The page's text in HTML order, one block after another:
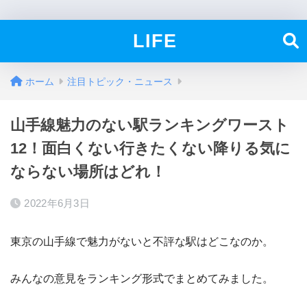
LIFE
ホーム 注目トピック・ニュース
山手線魅力のない駅ランキングワースト
12！面白くない行きたくない降りる気に
ならない場所はどれ！
2022年6月3日
東京の山手線で魅力がないと不評な駅はどこなのか。
みんなの意見をランキング形式でまとめてみました。